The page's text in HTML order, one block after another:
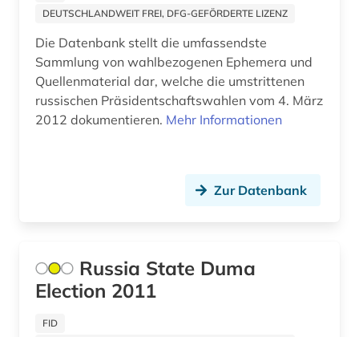
portal (2)
postkolonialismus (1)
predigt (1)
primärquelle (2)
protestantismus (1)
präsidentenwahl (6)
DEUTSCHLANDWEIT FREI, DFG-GEFÖRDERTE LIZENZ
Die Datenbank stellt die umfassendste
Sammlung von wahlbezogenen Ephemera und
Quellenmaterial dar, welche die umstrittenen
russischen Präsidentschaftswahlen vom 4. März
2012 dokumentieren. Mehr Informationen
Zur Datenbank
Russia State Duma
Election 2011
FID